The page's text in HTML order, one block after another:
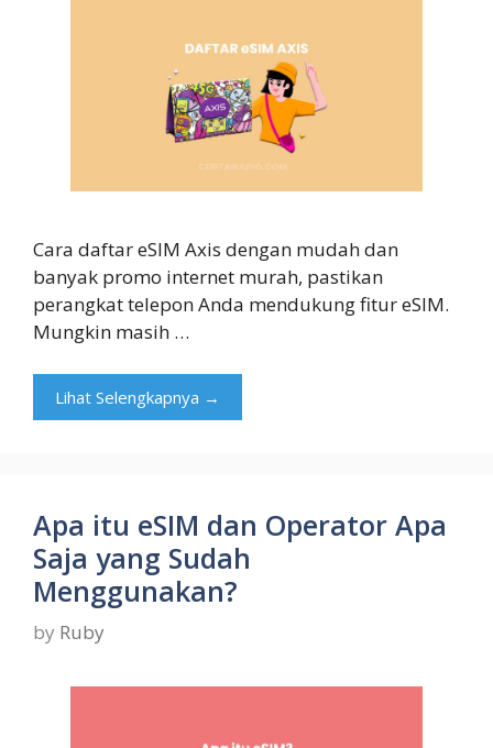
Cara daftar eSIM Axis dengan mudah dan
banyak promo internet murah, pastikan
perangkat telepon Anda mendukung fitur eSIM.
Mungkin masih …
Lihat Selengkapnya →
Apa itu eSIM dan Operator Apa
Saja yang Sudah
Menggunakan?
by Ruby